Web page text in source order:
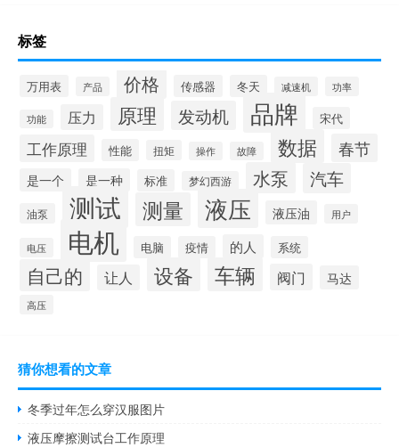
标签
万用表 产品 价格 传感器 冬天 减速机 功率
功能 压力 原理 发动机 品牌 宋代
工作原理 性能 扭矩 操作 故障 数据 春节
是一个 是一种 标准 梦幻西游 水泵 汽车
油泵 测试 测量 液压 液压油 用户
电压 电机 电脑 疫情 的人 系统
自己的 让人 设备 车辆 阀门 马达
高压
猜你想看的文章
冬季过年怎么穿汉服图片
液压摩擦测试台工作原理